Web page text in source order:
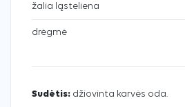
žalia ląsteliena
drėgmė
Sudėtis: džiovinta karvės oda.